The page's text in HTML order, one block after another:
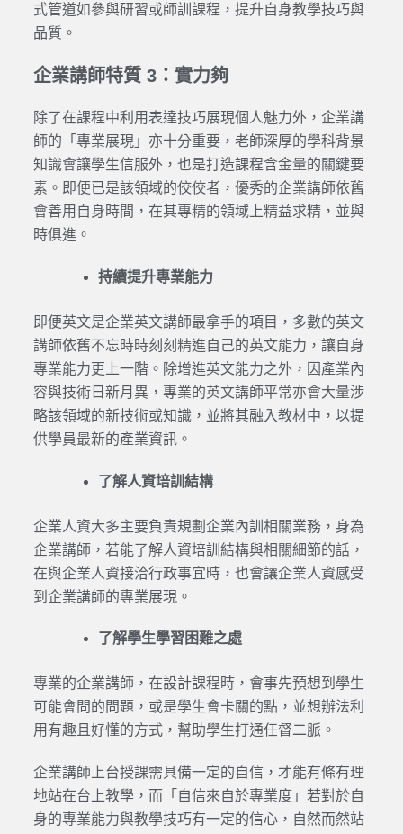
式管道如參與研習或師訓課程，提升自身教學技巧與
品質。
企業講師特質 3：實力夠
除了在課程中利用表達技巧展現個人魅力外，企業講
師的「專業展現」亦十分重要，老師深厚的學科背景
知識會讓學生信服外，也是打造課程含金量的關鍵要
素。即便已是該領域的佼佼者，優秀的企業講師依舊
會善用自身時間，在其專精的領域上精益求精，並與
時俱進。
持續提升專業能力
即便英文是企業英文講師最拿手的項目，多數的英文
講師依舊不忘時時刻刻精進自己的英文能力，讓自身
專業能力更上一階。除增進英文能力之外，因產業內
容與技術日新月異，專業的英文講師平常亦會大量涉
略該領域的新技術或知識，並將其融入教材中，以提
供學員最新的產業資訊。
了解人資培訓結構
企業人資大多主要負責規劃企業內訓相關業務，身為
企業講師，若能了解人資培訓結構與相關細節的話，
在與企業人資接洽行政事宜時，也會讓企業人資感受
到企業講師的專業展現。
了解學生學習困難之處
專業的企業講師，在設計課程時，會事先預想到學生
可能會問的問題，或是學生會卡關的點，並想辦法利
用有趣且好懂的方式，幫助學生打通任督二脈。
企業講師上台授課需具備一定的自信，才能有條有理
地站在台上教學，而「自信來自於專業度」若對於自
身的專業能力與教學技巧有一定的信心，自然而然站